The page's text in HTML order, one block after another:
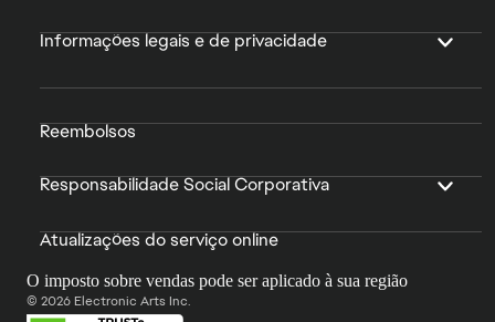
Informações legais e de privacidade
Reembolsos
Responsabilidade Social Corporativa
Atualizações do serviço online
O imposto sobre vendas pode ser aplicado à sua região
© 2026 Electronic Arts Inc.